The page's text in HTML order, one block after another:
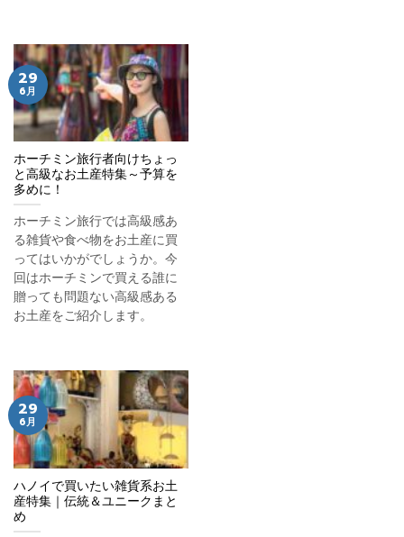
ホーチミン旅行者向けちょっ
と高級なお土産特集～予算を
多めに！
ホーチミン旅行では高級感あ
る雑貨や食べ物をお土産に買
ってはいかがでしょうか。今
回はホーチミンで買える誰に
贈っても問題ない高級感ある
お土産をご紹介します。
29
6月
ハノイで買いたい雑貨系お土
産特集｜伝統＆ユニークまと
め
29
6月